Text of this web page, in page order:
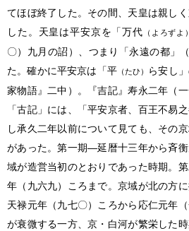
てほぼ終了した。その間、天皇は親し
した。天皇は平安京を「万代 （よろずよ）
〇）九月の詔）、つまり「永遠の都」
た。確かに平安京は「平 （たひ）
ら安し
家物語』二中）。『吉記』寿永二年（
「古記」には、「平安京者、百王不易
し承久二年以前について見ても、その
があった。第一期―延暦十三年から斉
域が造営当初のとおりであった時期。
年（九六九）ころまで。京域が北の方
天禄元年（九七〇）ころから応仁元年
が衰微する一方、京・白河が繁栄した